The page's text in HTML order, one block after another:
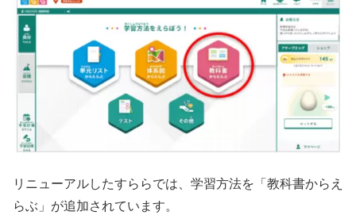
リニューアルしたすららでは、学習方法を「教科書からえ
らぶ」が追加されています。